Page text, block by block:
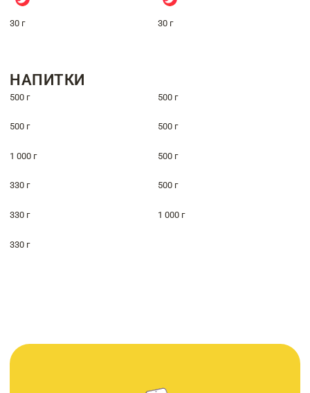
30 г 30 г
НАПИТКИ
500 г 500 г
500 г 500 г
1 000 г 500 г
330 г 500 г
330 г 1 000 г
330 г